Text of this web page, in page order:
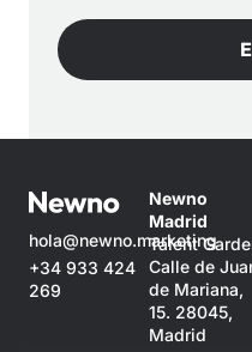
hola@newno.marketing
+34 933 424
269
Newno
Madrid
Talent
Calle de
de Mariana,
15. 28045,
Madrid